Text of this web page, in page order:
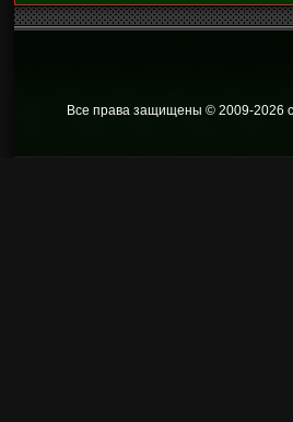
Все права защищены © 2009-2026